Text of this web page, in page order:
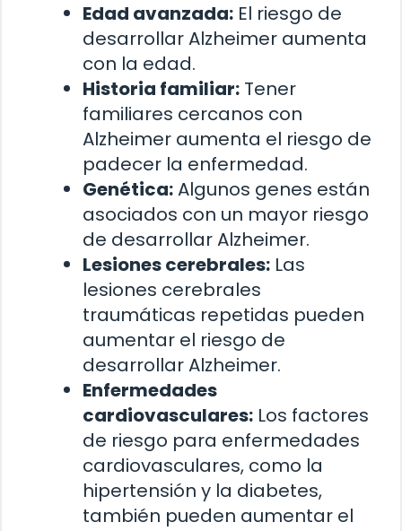
Edad avanzada: El riesgo de
desarrollar Alzheimer aumenta
con la edad.
Historia familiar: Tener
familiares cercanos con
Alzheimer aumenta el riesgo de
padecer la enfermedad.
Genética:Algunos genes están
asociados con un mayor riesgo
de desarrollar Alzheimer.
Lesiones cerebrales: Las
lesiones cerebrales
traumáticas repetidas pueden
aumentar el riesgo de
desarrollar Alzheimer.
Enfermedades
cardiovasculares: Los factores
de riesgo para enfermedades
cardiovasculares, como la
hipertensión y la diabetes,
también pueden aumentar el